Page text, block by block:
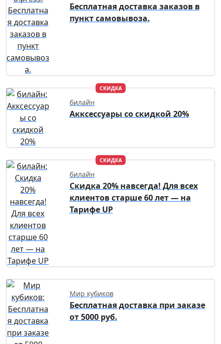
Бесплатная доставка заказов в
пункт самовывоза.
СКИДКА
билайн
Акксессуары со скидкой 20%
СКИДКА
билайн
Скидка 20% навсегда! Для всех
клиентов старше 60 лет — на
Тарифе UP
Мир кубиков
Бесплатная доставка при заказе
от 5000 руб.